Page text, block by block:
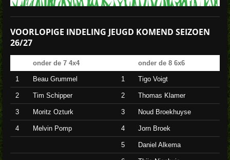
VOORLOPIGE INDELING JEUGD KOMEND SEIZOEN
26/27
onder de 7 4x4 onder de 8 6x6
1 Beau Grummel 1 Tigo Voigt
2 Tim Schipper 2 Thomas Klamer
3 Moritz Ozturk 3 Noud Broekhuyse
4 Melvin Pomp 4 Jorn Broek
5 Daniel Alkema